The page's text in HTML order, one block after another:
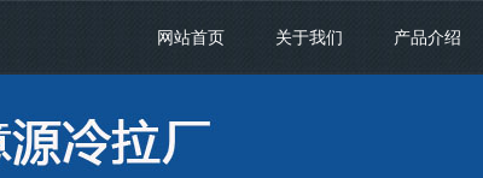
网站首页 关于我们 产品介绍